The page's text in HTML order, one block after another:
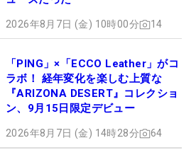
2026年8月7日 (金) 10時00分 14
「PING」×「ECCO Leather」がコ
ラボ！ 経年変化を楽しむ上質な
『ARIZONA DESERT』コレクショ
ン、9月15日限定デビュー
2026年8月7日 (金) 14時28分 64